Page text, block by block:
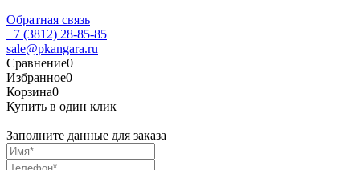
Обратная связь
+7 (3812) 28-85-85
sale@pkangara.ru
Сравнение0
Избранное0
Корзина0
Купить в один клик
Заполните данные для заказа